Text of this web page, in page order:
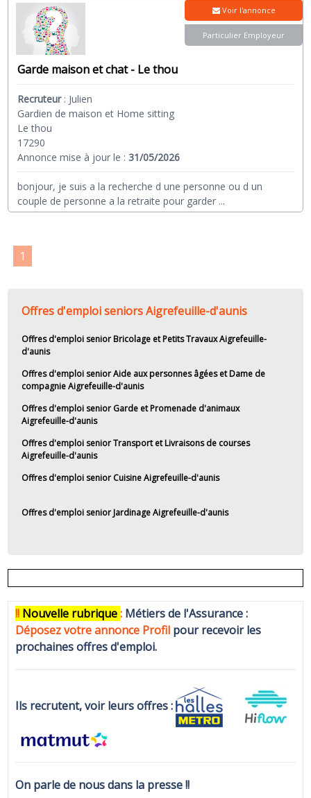
Garde maison et chat - Le thou
Recruteur: Julien
Gardien de maison et Home sitting
Le thou
17290
Annonce mise à jour le :31/05/2026
bonjour, je suis a la recherche d une personne ou d un
couple de personne a la retraite pour garder ...
Voir l'annonce
Particulier Employeur
1
Offres d'emploi seniors Aigrefeuille-d'aunis
Offres d'emploi senior Bricolage et Petits Travaux Aigrefeuille-
d'aunis
Offres d'emploi senior Aide aux personnes âgées et Dame de
compagnie Aigrefeuille-d'aunis
Offres d'emploi senior Garde et Promenade d'animaux
Aigrefeuille-d'aunis
Offres d'emploi senior Transport et Livraisons de courses
Aigrefeuille-d'aunis
Offres d'emploi senior Cuisine Aigrefeuille-d'aunis
Offres d'emploi senior Jardinage Aigrefeuille-d'aunis
!! Nouvelle rubrique: Métiers de l'Assurance :
Déposez votre annonce Profil pour recevoir les
prochaines offres d'emploi.
Ils recrutent, voir leurs offres :
On parle de nous dans la presse !!